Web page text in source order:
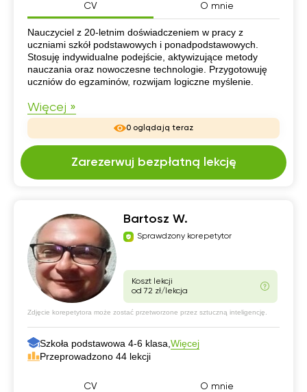
CV O mnie
CV
Nauczyciel z 20-letnim doświadczeniem w pracy z
uczniami szkół podstawowych i ponadpodstawowych.
Stosuję indywidualne podejście, aktywizujące metody
nauczania oraz nowoczesne technologie. Przygotowuję
uczniów do egzaminów, rozwijam logiczne myślenie.
Więcej »
0 oglądają teraz
Zarezerwuj bezpłatną lekcję
Bartosz W.
Sprawdzony korepetytor
Koszt lekcji
od 72 zł/lekcja
Zdjęcie korepetytora może zostać przetworzone przez sztuczną inteligencję.
Szkoła podstawowa 4-6 klasa, Więcej
Przeprowadzono 44 lekcji
CV O mnie